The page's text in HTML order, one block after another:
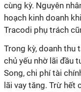
cùng kỳ. Nguyên
hoạch kinh doanh
Tracodi phụ trách
Trong kỳ, doanh thu
chủ yếu nhờ lãi đầu
Song, chi phí tài
lãi vay tăng. Trừ hết